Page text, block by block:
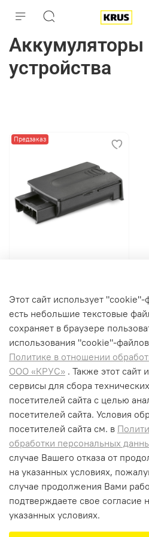
устройства
Предзаказ
А*ч
13 000 ₽
+7 (495) 662-99-75
info@krus-group.ru
Этот сайт использует
есть небольшие текстовые
сохраняет в браузере
использования "cookiе"-
Политике в отношении
ООО «КРУС» . Также этот сайт
сервисы для сбора
посетителей сайта с целью
посетителей сайта. Условия
посетителей сайта см. в
обработки персональных
случае Вашего отказа от
на указанных условиях,
случае продолжения Вами
подтверждаете свое согласие
указанных условиях.